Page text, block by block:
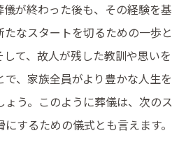
儀が終わった後も、その経験を基
なスタートを切るための一歩と
して、故人が残した教訓や思いを
、家族全員がより豊かな人生を
う。このように葬儀は、次のス
するための儀式とも言えます。